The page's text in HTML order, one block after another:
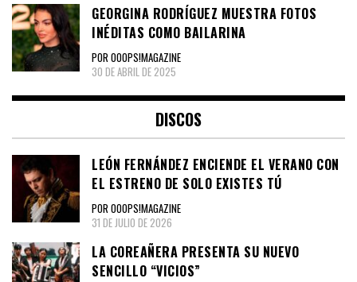
GEORGINA RODRÍGUEZ MUESTRA FOTOS
INÉDITAS COMO BAILARINA
POR OOOPS!MAGAZINE
30 DE ABRIL DE 2025
DISCOS
LEÓN FERNÁNDEZ ENCIENDE EL VERANO CON
EL ESTRENO DE SOLO EXISTES TÚ
POR OOOPS!MAGAZINE
31 DE JULIO DE 2026
LA COREAÑERA PRESENTA SU NUEVO
SENCILLO “VICIOS”